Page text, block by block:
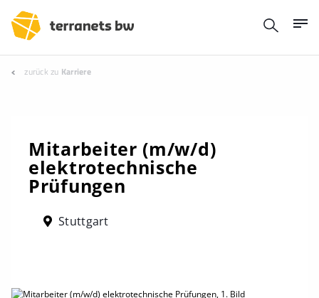
zurück zu Karriere
Mitarbeiter (m/w/d)
elektrotechnische
Prüfungen
Stuttgart